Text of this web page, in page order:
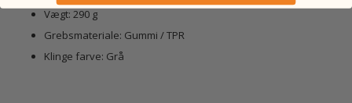
Vægt: 290 g
Grebsmateriale: Gummi / TPR
Klinge farve: Grå